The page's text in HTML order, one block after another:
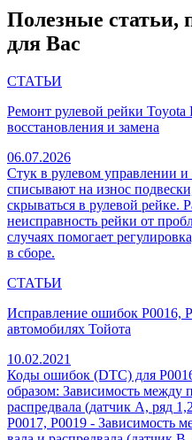
Полезные статьи,
для Вас
СТАТЬИ
Ремонт рулевой рейки
восстановления и замена
06.07.2026
Стук в рулевом управлении
списывают на износ
скрываться в рулевой рейке.
неисправность рейки от
случаях помогает
в сборе.
СТАТЬИ
Исправление ошибок P0016,
автомобилях Тойота
10.02.2021
Коды ошибок (DTC) для
образом: Зависимость между
распредвала (датчик A, ряд
P0017, P0019 - Зависимость